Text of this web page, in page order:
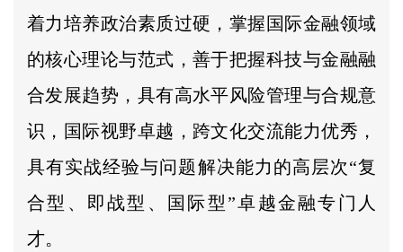
着力培养政治素质过硬，掌握国际金融领域
的核心理论与范式，善于把握科技与金融融
合发展趋势，具有高水平风险管理与合规意
识，国际视野卓越，跨文化交流能力优秀，
具有实战经验与问题解决能力的高层次“复
合型、即战型、国际型”卓越金融专门人
才。